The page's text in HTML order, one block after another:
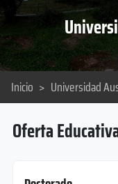
Inicio > Universidad
Oferta